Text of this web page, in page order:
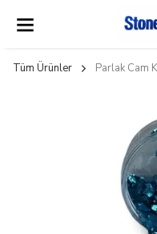
Tüm Ürünler Parlak Cam